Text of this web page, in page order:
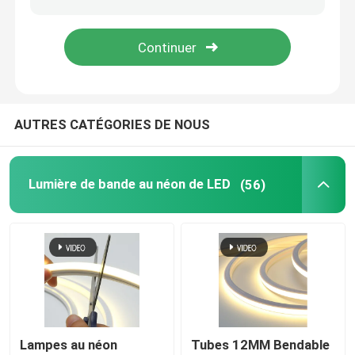
lumière de bande flexible au néon
Lumière de bande flexible de LED
Lumière linéaire d'horizon
Sous la lumière de bande du Cabinet LED
Lumière de bijoux de LED
AUTRES CATÉGORIES DE NOUS
Lumière de bande au néon de LED (56)
Lampes au néon
Tubes 12MM Bendable